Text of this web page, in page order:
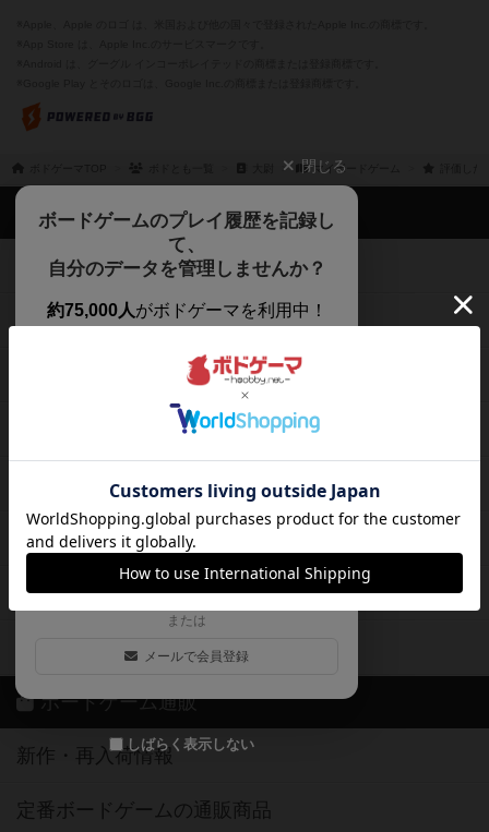
マイボードゲーム
閉じる
ボードゲームのプレイ履歴を記録し
て、
自分のデータを管理しませんか？
約75,000人がボドゲーマを利用中！
遊んだボードゲームを記録する
気になるゲームのレビューを読む
お気に入り作品・所有リストの共
ログイン / 会員登録（10秒）
Google X
Apple Facebook
または
メールで会員登録
しばらく表示しない
ボドゲーマTOP
ボードゲームを検索する
ボードゲームの新着レビュー
ボードゲーム会情報
掲示板・トピックス
ボドとも・会員一覧
ボードゲーム業界コラム
ボドゲーマご利用案内
ボードゲーム通販
新作・再入荷情報
定番ボードゲームの通販商品